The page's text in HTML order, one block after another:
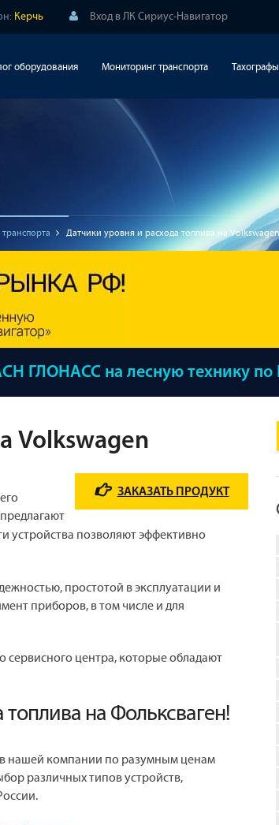
Керчь Вход в ЛК Сириус-Навигатор
оборудования Мониторинг транспорта Тахографы
Датчики уровня и расхода топлива на Volkswagen
ГЛОНАСС на лесную технику
Volkswagen
ЗАКАЗАТЬ ПРОДУКТ
устройства позволяют эффективно
простотой в эксплуатации и
приборов, в том числе и для
сервисного центра, которые обладают
на Фольксваген!
в нашей компании по разумным ценам
различных типов устройств,